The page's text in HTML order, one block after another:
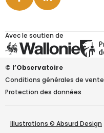
Avec le soutien de
© l’Observatoire
Conditions générales de vente
Protection des données
Illustrations © Absurd Design